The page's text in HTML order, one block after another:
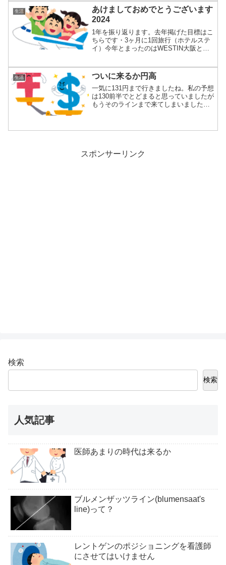
生活
あけましておめでとうございます
2024
1年を振り返ります。去年掲げた目標はこ
ちらです・3ヶ月に1回旅行（ホテルステ
イ）今年とまったのはWESTIN大阪とW
生活 ついに来るか円高
一気に131円まで行きましたね。私の予想
は130前半でとどまると思っていましたが
もうそのラインまで来てしまいました。
スポンサーリンク
検索
検索
人気記事
医師あまりの時代は来るか
ブルメンザッツライン(blumensaat's
line)って？
レントゲンのポジショニングを看護師
にさせてはいけません